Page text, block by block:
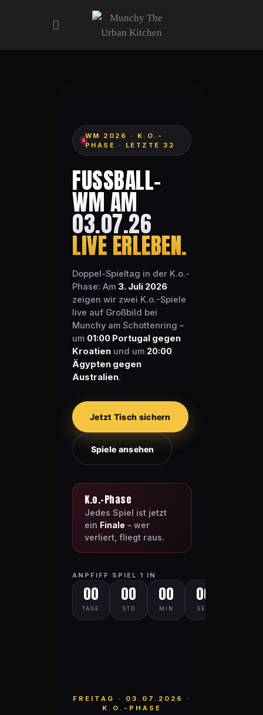
AFTER WORK
CONTACT
RESERVATIONS
WM 2026 · K.O.-
PHASE · LETZTE 32
FUSSBALL-W
M AM 0
3.07.26
LIVE ERLEBEN.
Doppel-Spieltag in der K.o.-
Phase: Am 3. Juli 2026
zeigen wir zwei K.o.-Spiele
live auf Großbild bei
Munchy am Schottenring –
um 01:00 Portugal gegen
Kroatien und um 20:00
Ägypten gegen
Australien.
Jetzt Tisch sichern
Spiele ansehen
K.o.-Phase
Jedes Spiel ist jetzt
ein Finale – wer
verliert, fliegt raus.
ANPFIFF SPIEL 1 IN
00
TAGE
00
STD
00
MIN
00
SEK
FREITAG · 03.07.2026 ·
K.O.-PHASE